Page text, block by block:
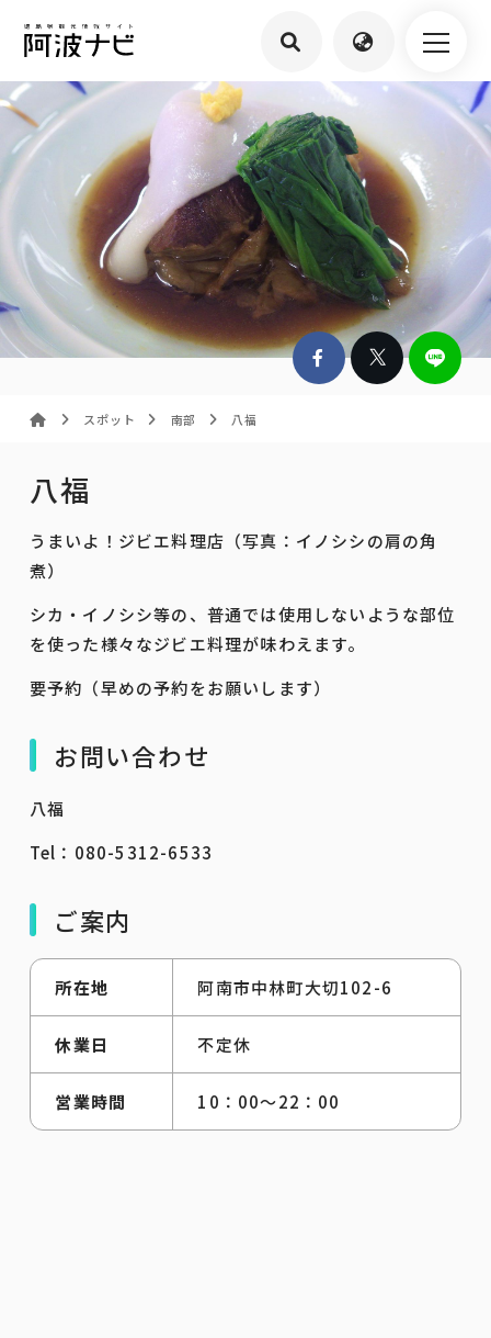
スポット 南部 八福
八福
うまいよ！ジビエ料理店（写真：イノシシの肩の角
煮）
シカ・イノシシ等の、普通では使用しないような部位
を使った様々なジビエ料理が味わえます。
要予約（早めの予約をお願いします）
お問い合わせ
八福
Tel：080-5312-6533
ご案内
所在地 阿南市中林町大切102-6
休業日 不定休
営業時間 10：00～22：00